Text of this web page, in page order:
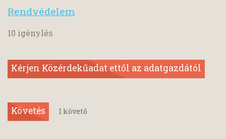
Rendvédelem
10 igénylés
Kérjen Közérdekűadat ettől az adatgazdától
Követés 1 követő